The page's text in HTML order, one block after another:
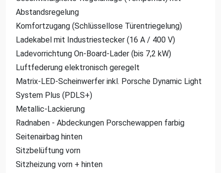
Abstandsregelung
Komfortzugang (Schlüssellose Türentriegelung)
Ladekabel mit Industriestecker (16 A / 400 V)
Ladevorrichtung On-Board-Lader (bis 7,2 kW)
Luftfederung elektronisch geregelt
Matrix-LED-Scheinwerfer inkl. Porsche Dynamic Light
System Plus (PDLS+)
Metallic-Lackierung
Radnaben - Abdeckungen Porschewappen farbig
Seitenairbag hinten
Sitzbelüftung vorn
Sitzheizung vorn + hinten